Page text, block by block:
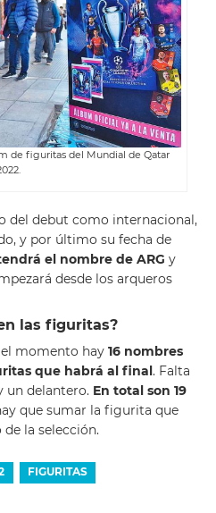
de figuritas del Mundial de Qatar
del debut como internacional,
y por último su fecha de
el nombre de ARG y
desde los arqueros
las figuritas?
momento hay 16 nombres
que habrá al final . Falta
un delantero. En total son 19
que sumar la figurita que
la selección.
FIGURITAS